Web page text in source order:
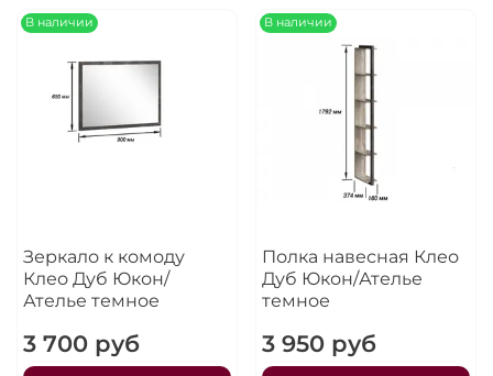
В наличии
Зеркало к комоду
Клео Дуб Юкон/
Ателье темное
3 700 руб
В наличии
Полка навесная Клео
Дуб Юкон/Ателье
темное
3 950 руб